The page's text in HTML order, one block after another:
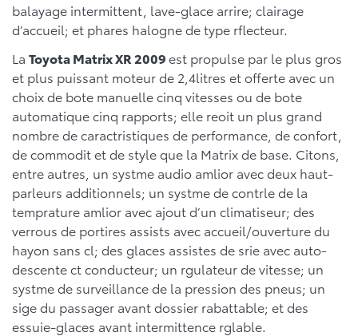
balayage intermittent, lave-glace arrire; clairage
d’accueil; et phares halogne de type rflecteur.
La Toyota Matrix XR 2009est propulse par le plus gros
et plus puissant moteur de 2,4litres et offerte avec un
choix de bote manuelle cinq vitesses ou de bote
automatique cinq rapports; elle reoit un plus grand
nombre de caractristiques de performance, de confort,
de commodit et de style que la Matrix de base. Citons,
entre autres, un systme audio amlior avec deux haut-
parleurs additionnels; un systme de contrle de la
temprature amlior avec ajout d’un climatiseur; des
verrous de portires assists avec accueil/ouverture du
hayon sans cl; des glaces assistes de srie avec auto-
descente ct conducteur; un rgulateur de vitesse; un
systme de surveillance de la pression des pneus; un
sige du passager avant dossier rabattable; et des
essuie-glaces avant intermittence rglable.